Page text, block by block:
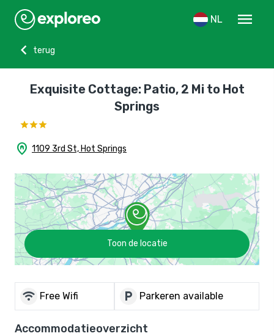
NL
menu
chevron_left
terug
Exquisite Cottage: Patio, 2 Mi to Hot
Springs
home_pin 1109 3rd St, Hot Springs
Toon de locatie
wifi Free Wifi local_parking Parkeren available
Accommodatieoverzicht